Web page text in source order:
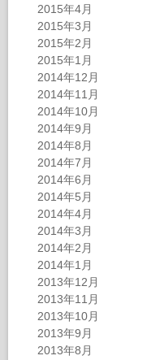
2015年4月
2015年3月
2015年2月
2015年1月
2014年12月
2014年11月
2014年10月
2014年9月
2014年8月
2014年7月
2014年6月
2014年5月
2014年4月
2014年3月
2014年2月
2014年1月
2013年12月
2013年11月
2013年10月
2013年9月
2013年8月